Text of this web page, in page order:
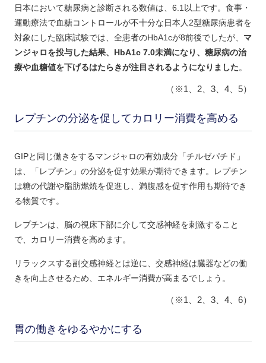
日本において糖尿病と診断される数値は、6.1以上です。食事・
運動療法で血糖コントロールが不十分な日本人2型糖尿病患者を
対象にした臨床試験では、全患者のHbA1cが8前後でしたが、 マ
ンジャロを投与した結果、HbA1c 7.0未満になり、糖尿病の治
療や血糖値を下げるはたらきが注目されるようになりました。
（※1、2、3、4、5）
レプチンの分泌を促してカロリー消費を高める
GIPと同じ働きをするマンジャロの有効成分「チルゼパチド」
は、「レプチン」の分泌を促す効果が期待できます。レプチン
は糖の代謝や脂肪燃焼を促進し、満腹感を促す作用も期待でき
る物質です。
レプチンは、脳の視床下部に介して交感神経を刺激すること
で、カロリー消費を高めます。
リラックスする副交感神経とは逆に、交感神経は臓器などの働
きを向上させるため、エネルギー消費が高まるでしょう。
（※1、2、3、4、6）
胃の働きをゆるやかにする